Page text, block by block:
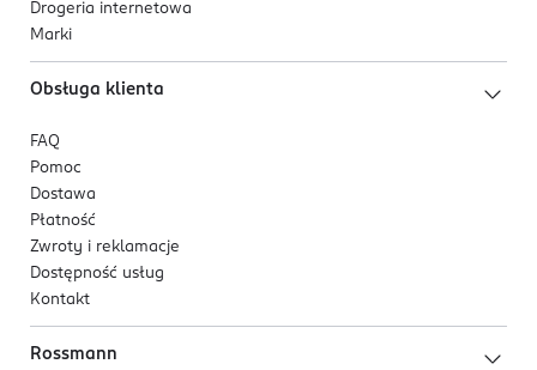
Drogeria internetowa
Marki
Obsługa klienta
FAQ
Pomoc
Dostawa
Płatność
Zwroty i reklamacje
Dostępność usług
Kontakt
Rossmann